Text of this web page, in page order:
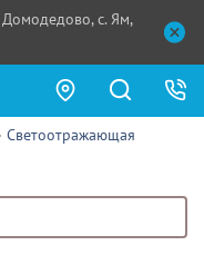
с. Ям,
Светоотражающая